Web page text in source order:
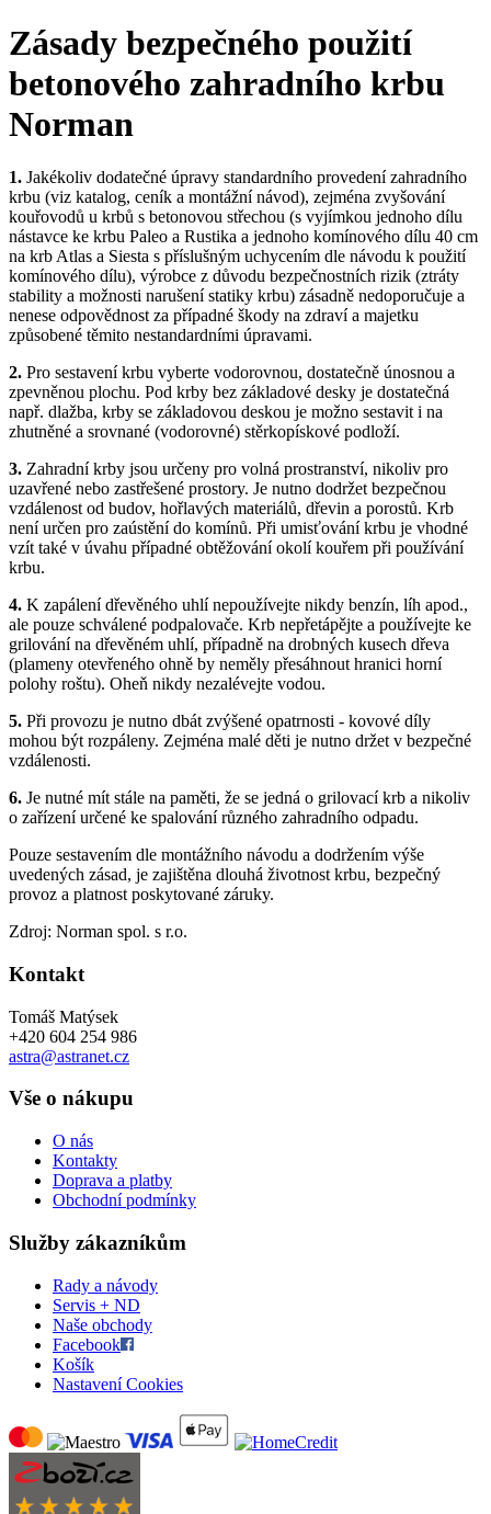
Zásady bezpečného použití
betonového zahradního krbu
Norman
1. Jakékoliv dodatečné úpravy standardního provedení zahradního
krbu (viz katalog, ceník a montážní návod), zejména zvyšování
kouřovodů u krbů s betonovou střechou (s vyjímkou jednoho dílu
nástavce ke krbu Paleo a Rustika a jednoho komínového dílu 40 cm
na krb Atlas a Siesta s příslušným uchycením dle návodu k použití
komínového dílu), výrobce z důvodu bezpečnostních rizik (ztráty
stability a možnosti narušení statiky krbu) zásadně nedoporučuje a
nenese odpovědnost za případné škody na zdraví a majetku
způsobené těmito nestandardními úpravami.
2. Pro sestavení krbu vyberte vodorovnou, dostatečně únosnou a
zpevněnou plochu. Pod krby bez základové desky je dostatečná
např. dlažba, krby se základovou deskou je možno sestavit i na
zhutněné a srovnané (vodorovné) stěrkopískové podloží.
3. Zahradní krby jsou určeny pro volná prostranství, nikoliv pro
uzavřené nebo zastřešené prostory. Je nutno dodržet bezpečnou
vzdálenost od budov, hořlavých materiálů, dřevin a porostů. Krb
není určen pro zaústění do komínů. Při umisťování krbu je vhodné
vzít také v úvahu případné obtěžování okolí kouřem při používání
krbu.
4. K zapálení dřevěného uhlí nepoužívejte nikdy benzín, líh apod.,
ale pouze schválené podpalovače. Krb nepřetápějte a používejte ke
grilování na dřevěném uhlí, případně na drobných kusech dřeva
(plameny otevřeného ohně by neměly přesáhnout hranici horní
polohy roštu). Oheň nikdy nezalévejte vodou.
5. Při provozu je nutno dbát zvýšené opatrnosti - kovové díly
mohou být rozpáleny. Zejména malé děti je nutno držet v bezpečné
vzdálenosti.
6. Je nutné mít stále na paměti, že se jedná o grilovací krb a nikoliv
o zařízení určené ke spalování různého zahradního odpadu.
Pouze sestavením dle montážního návodu a dodržením výše
uvedených zásad, je zajištěna dlouhá životnost krbu, bezpečný
provoz a platnost poskytované záruky.
Zdroj: Norman spol. s r.o.
Kontakt
Tomáš Matýsek
+420 604 254 986
astra@astranet.cz
Vše o nákupu
O nás
Kontakty
Doprava a platby
Obchodní podmínky
Služby zákazníkům
Rady a návody
Servis + ND
Naše obchody
Facebook
Košík
Nastavení Cookies